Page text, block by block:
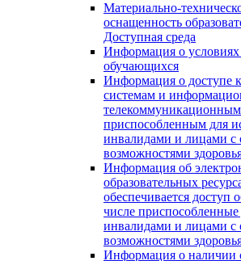
Материально-
оснащенность
Доступная среда
Информация о
обучающихся
Информация о доступе
системам и
приспособленным для
инвалидами и лицами с
возможностями
Информация об
образовательных
обеспечивается доступ
числе приспособленные
инвалидами и лицами с
возможностями
Информация о наличии